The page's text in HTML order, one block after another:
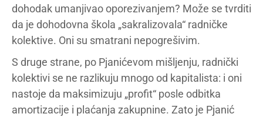
dohodak umanjivao oporezivanjem? Može se tvrditi
da je dohodovna škola „sakralizovala“ radničke
kolektive. Oni su smatrani nepogrešivim.
S druge strane, po Pjanićevom mišljenju, radnički
kolektivi se ne razlikuju mnogo od kapitalista: i oni
nastoje da maksimizuju „profit“ posle odbitka
amortizacije i plaćanja zakupnine. Zato je Pjanić